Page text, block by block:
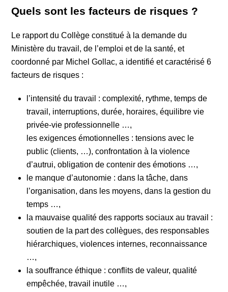
Quels sont les facteurs de risques ?
Le rapport du Collège constitué à la demande du
Ministère du travail, de l’emploi et de la santé, et
coordonné par Michel Gollac, a identifié et caractérisé 6
facteurs de risques :
l’intensité du travail : complexité, rythme, temps de
travail, interruptions, durée, horaires, équilibre vie
privée-vie professionnelle …,
les exigences émotionnelles : tensions avec le
public (clients, …), confrontation à la violence
d’autrui, obligation de contenir des émotions …,
le manque d’autonomie : dans la tâche, dans
l’organisation, dans les moyens, dans la gestion du
temps …,
la mauvaise qualité des rapports sociaux au travail :
soutien de la part des collègues, des responsables
hiérarchiques, violences internes, reconnaissance
…,
la souffrance éthique : conflits de valeur, qualité
empêchée, travail inutile …,